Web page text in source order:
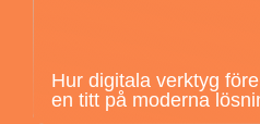
Hur digitala verktyg
en titt på moderna